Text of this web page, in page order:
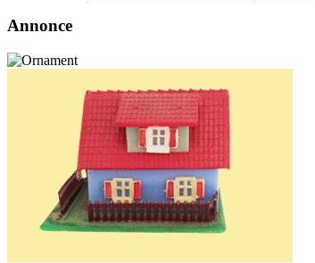
Annonce